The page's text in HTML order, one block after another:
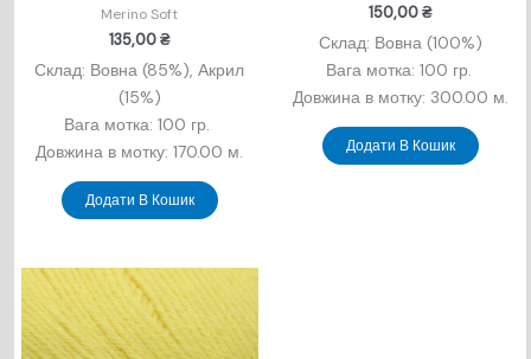
Merino Soft
135,00₴
Склад: Вовна (85%), Акрил
(15%)
Вага мотка: 100 гр.
Довжина в мотку: 170.00 м.
Додати В Кошик
150,00₴
Склад: Вовна (100%)
Вага мотка: 100 гр.
Довжина в мотку: 300.00 м.
Додати В Кошик